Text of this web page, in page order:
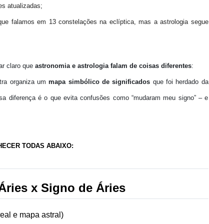
atualizadas;
falamos em 13 constelações na eclíptica, mas a astrologia segue
claro que astronomia e astrologia falam de coisas diferentes:
organiza ummapa simbólico de significados que foi herdado da
diferença é o que evita confusões como “mudaram meu signo” – e
TODAS ABAIXO:
x Signo de Áries
e mapa astral)